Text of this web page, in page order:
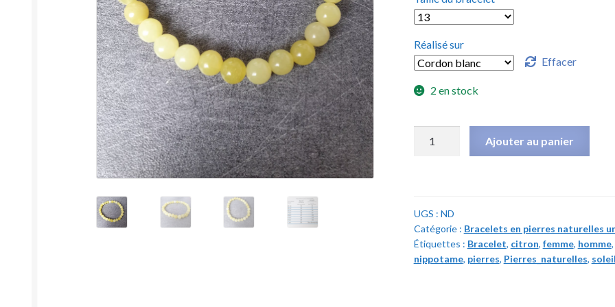
Réalisé sur
Effacer
2 en stock
-
Pierres
naturelles
Ajouter au panier
UGS : ND
Catégorie : Bracelets en pierres naturelles
Étiquettes : Bracelet, citron, femme, homme,
nippotame, pierres, Pierres_naturelles, soleil